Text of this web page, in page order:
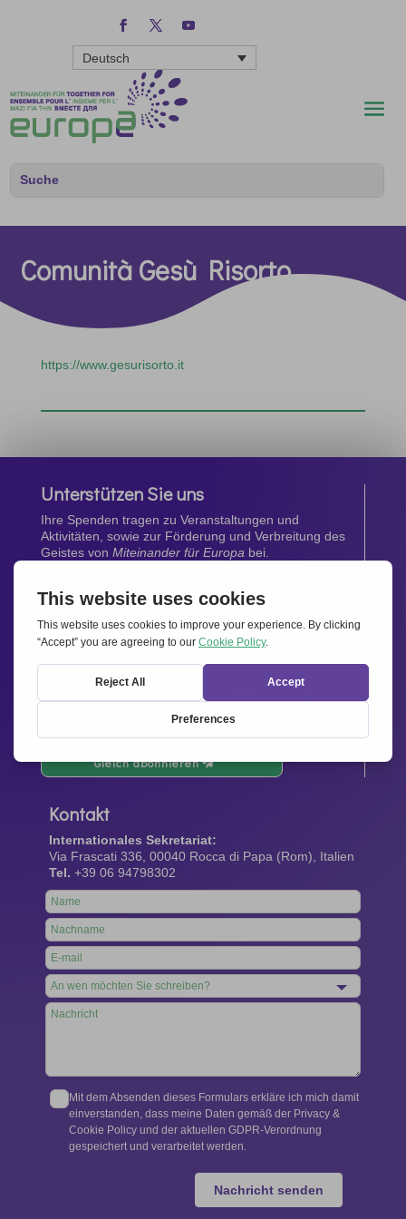
Deutsch
Comunità Gesù Risorto
https://www.gesurisorto.it
Unterstützen Sie uns
Ihre Spenden tragen zu Veranstaltungen und
Aktivitäten, sowie zur Förderung und Verbreitung des
Geistes von Miteinander für Europa bei.
Jetzt spenden
Newsletter
Bleiben Sie auf dem Laufenden mit den neuesten
Infos aus unserem Netzwerk.
Gleich abonnieren
Kontakt
Internationales Sekretariat:
Via Frascati 336, 00040 Rocca di Papa (Rom), Italien
Tel. +39 06 94798302
Leave
this
field
blank
Mit dem Absenden dieses Formulars erkläre ich mich damit
einverstanden, dass meine Daten gemäß der Privacy &
Cookie Policy und der aktuellen GDPR-Verordnung
gespeichert und verarbeitet werden.
Nachricht senden